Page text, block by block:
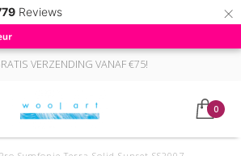
Reviews ×
VERZENDING VANAF €75!
0